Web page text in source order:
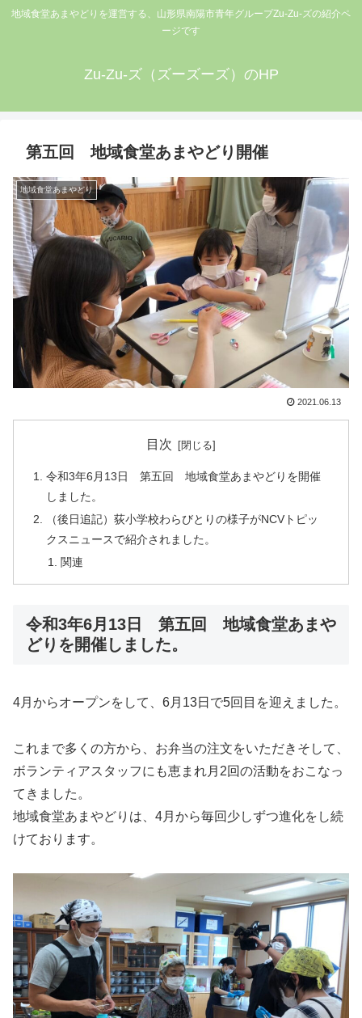
地域食堂あまやどりを運営する、山形県南陽市青年グループZu-Zu-ズの紹介ペ
ージです
Zu-Zu-ズ（ズーズーズ）のHP
第五回 地域食堂あまやどり開催
地域食堂あまやどり
2021.06.13
目次
令和3年6月13日 第五回 地域食堂あまやどりを開催
しました。
（後日追記）荻小学校わらびとりの様子がNCVトピッ
クスニュースで紹介されました。
関連
令和3年6月13日 第五回 地域食堂あまや
どりを開催しました。
4月からオープンをして、6月13日で5回目を迎えました。
これまで多くの方から、お弁当の注文をいただきそして、
ボランティアスタッフにも恵まれ月2回の活動をおこなっ
てきました。
地域食堂あまやどりは、4月から毎回少しずつ進化をし続
けております。